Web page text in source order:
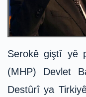
Serokê giştî yê
(MHP) Devlet
Destûrî ya